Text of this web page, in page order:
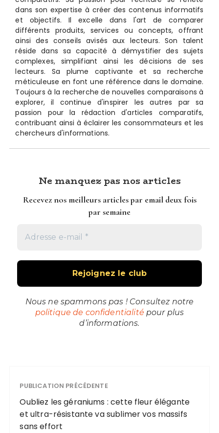
dans son expertise à créer des contenus informatifs
et objectifs. Il excelle dans l'art de comparer
différents produits, services ou concepts, offrant
ainsi des conseils avisés aux lecteurs. Son talent
réside dans sa capacité à démystifier des sujets
complexes, simplifiant ainsi les décisions de ses
lecteurs. Sa plume captivante et sa recherche
méticuleuse en font une référence dans le domaine.
Toujours à la recherche de nouvelles comparaisons à
explorer, il continue d'inspirer les autres par sa
passion pour la rédaction d'articles comparatifs,
contribuant ainsi à éclairer les consommateurs et les
chercheurs d'informations.
Ne manquez pas nos articles
Recevez nos meilleurs articles par email deux fois
par semaine
Nous ne spammons pas ! Consultez notre
politique de confidentialité pour plus
d’informations.
PUBLICATION PRÉCÉDENTE
Oubliez les géraniums : cette fleur élégante
et ultra-résistante va sublimer vos massifs
sans effort